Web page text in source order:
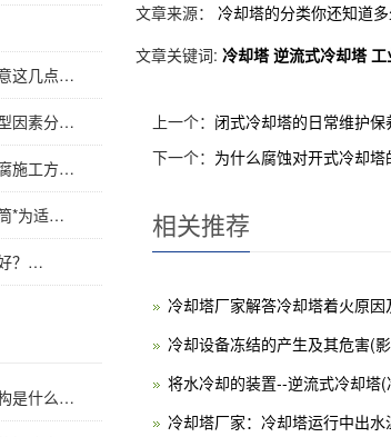
文章来源：
冷却塔的分类你还知道
文章关键词: 冷却塔逆流式冷却塔工
上一个： 闭式冷却塔的日常维护
下一个： 为什么腐蚀对开式冷却塔
相关推荐
冷却塔厂家解答冷却塔着火原
冷却设备冻结的产生及其危害(
将水冷却的装置--逆流式冷却塔
冷却塔厂家：冷却塔运行中出
这几点…
因素分…
施工方…
*为适…
？…
是什么…